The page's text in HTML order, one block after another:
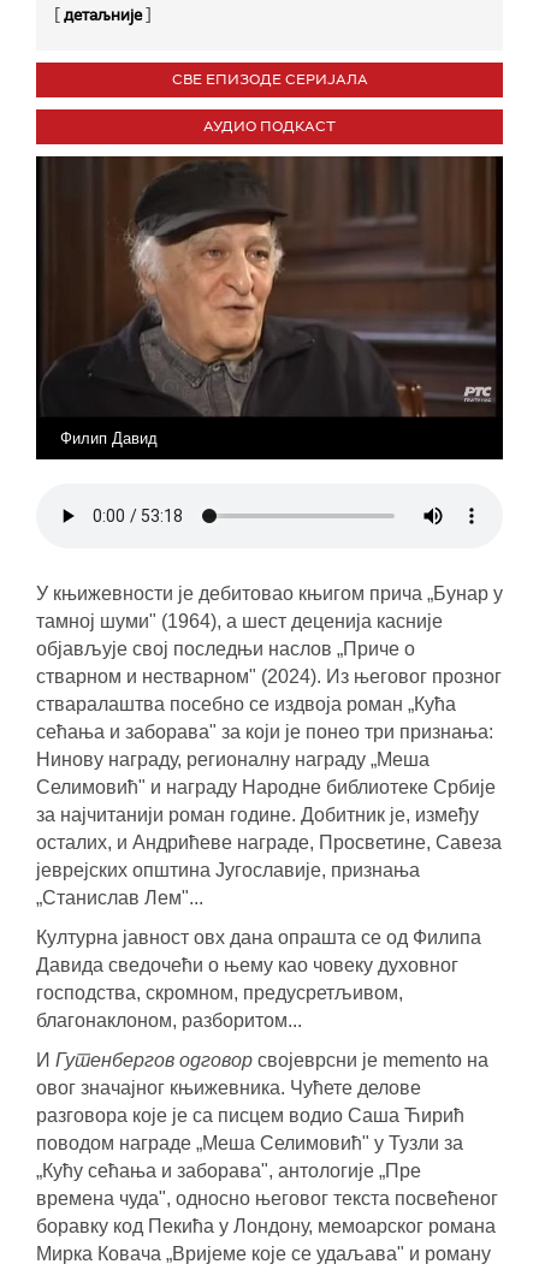
[детаљније]
СВЕ ЕПИЗОДЕ СЕРИЈАЛА
АУДИО ПОДКАСТ
Филип Давид
У књижевности је дебитовао књигом прича „Бунар у
тамној шуми" (1964), а шест деценија касније
објављује свој последњи наслов „Приче о
стварном и нестварном" (2024). Из његовог прозног
стваралаштва посебно се издвоја роман „Кућа
сећања и заборава" за који је понео три признања:
Нинову награду, регионалну награду „Меша
Селимовић" и награду Народне библиотеке Србије
за најчитанији роман године. Добитник је, између
осталих, и Андрићеве награде, Просветине, Савеза
јеврејских општина Југославије, признања
„Станислав Лем"...
Културна јавност овх дана опрашта се од Филипа
Давида сведочећи о њему као човеку духовног
господства, скромном, предусретљивом,
благонаклоном, разборитом...
И Гутенбергов одговор својеврсни је memento на
овог значајног књижевника. Чућете делове
разговора које је са писцем водио Саша Ћирић
поводом награде „Меша Селимовић" у Тузли за
„Кућу сећања и заборава", антологије „Пре
времена чуда", односно његовог текста посвећеног
боравку код Пекића у Лондону, мемоарског романа
Мирка Ковача „Вријеме које се удаљава" и роману